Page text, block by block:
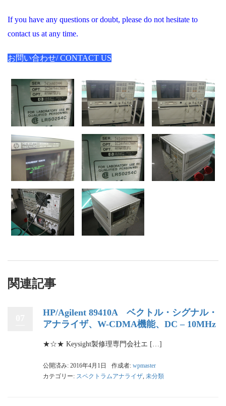
If you have any questions or doubt, please do not hesitate to
contact us at any time.
お問い合わせ/ CONTACT US
関連記事
HP/Agilent 89410A ベクトル・シグナル・
アナライザ、W-CDMA機能、DC – 10MHz
★☆★ Keysight製修理専門会社エ […]
公開済み: 2016年4月1日 作成者: wpmaster
カテゴリー: スペクトラムアナライザ, 未分類